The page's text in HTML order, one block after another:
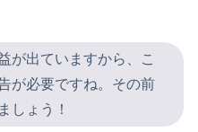
が出ていますから、こ
が必要ですね。その前
しょう！